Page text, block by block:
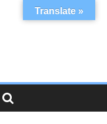
Translate »